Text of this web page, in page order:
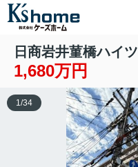
日商岩井菫橋ハイツ
1,680万円
1/34